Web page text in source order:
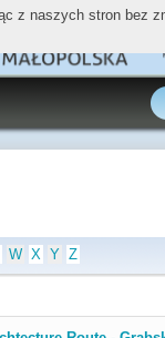
W X Y Z
naszych stron bez